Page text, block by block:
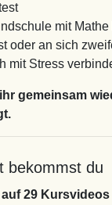
mit Mathe
oder an sich
mit Stress
gemeinsam
bekommst du
29 Kursvideos